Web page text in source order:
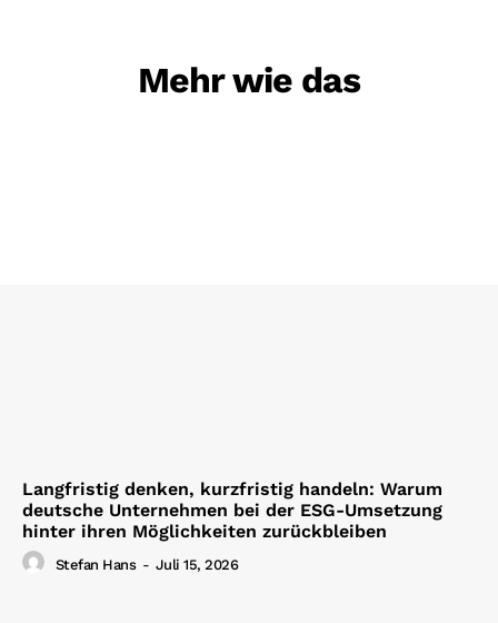
Mehr wie das
Langfristig denken, kurzfristig handeln: Warum
deutsche Unternehmen bei der ESG-Umsetzung
hinter ihren Möglichkeiten zurückbleiben
Stefan Hans - Juli 15, 2026